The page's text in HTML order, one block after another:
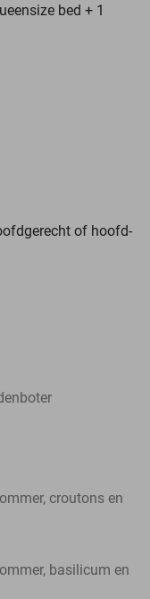
bed + 1
of hoofd-
croutons en
basilicum en